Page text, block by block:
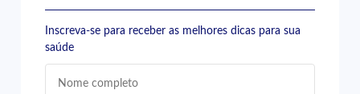
Inscreva-se para receber as melhores dicas para sua
saúde